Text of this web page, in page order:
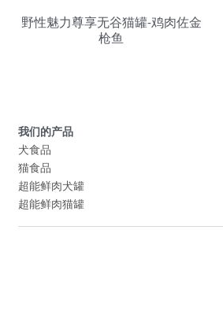
野性魅力尊享无谷猫罐-鸡肉佐金
枪鱼
我们的产品
犬食品
猫食品
超能鲜肉犬罐
超能鲜肉猫罐